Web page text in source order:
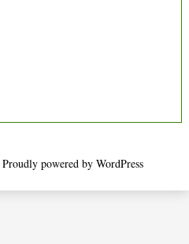
Proudly powered by WordPress